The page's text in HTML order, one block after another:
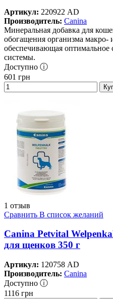
Артикул: 220922 AD
Производитель: Canina
Минеральная добавка для
обогащения организма макро-
обеспечивающая оптимальное
системы.
Доступно ⓘ
601 грн
1 отзыв
Сравнить В список желаний
Canina Petvital
для щенков 350 г
Артикул: 120758 AD
Производитель: Canina
Доступно ⓘ
1116 грн